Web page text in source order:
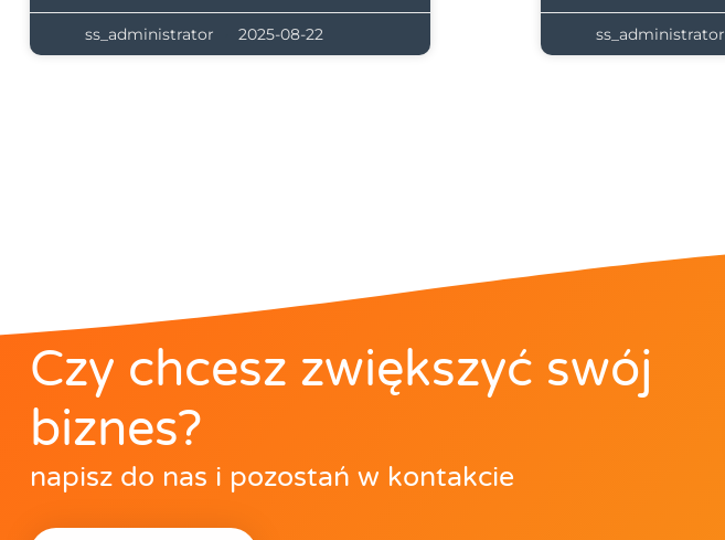
ss_administrator 2025-08-22 ss_administrator
Czy chcesz zwiększyć swój
biznes?
napisz do nas i pozostań w kontakcie